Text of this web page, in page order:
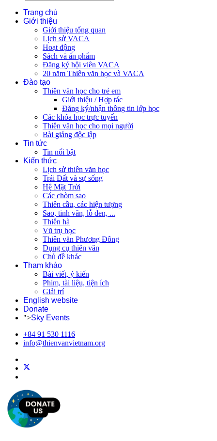
Trang chủ
Giới thiệu
Giới thiệu tổng quan
Lịch sử VACA
Hoạt động
Sách và ấn phẩm
Đăng ký hội viên VACA
20 năm Thiên văn học và VACA
Đào tạo
Thiên văn học cho trẻ em
Giới thiệu / Hợp tác
Đăng ký/nhận thông tin lớp học
Các khóa học trực tuyến
Thiên văn học cho mọi người
Bài giảng độc lập
Tin tức
Tin nổi bật
Kiến thức
Lịch sử thiên văn học
Trái Đất và sự sống
Hệ Mặt Trời
Các chòm sao
Thiên cầu, các hiện tượng
Sao, tinh vân, lỗ đen, ...
Thiên hà
Vũ trụ học
Thiên văn Phương Đông
Dụng cụ thiên văn
Chủ đề khác
Tham khảo
Bài viết, ý kiến
Phim, tài liệu, tiện ích
Giải trí
English website
Donate
">Sky Events
+84 91 530 1116
info@thienvanvietnam.org